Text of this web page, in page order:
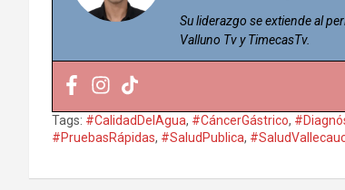
Su liderazgo se extiende al
Valluno Tv y TimecasTv.
Tags: #CalidadDelAgua, #CáncerGástrico,
#PruebasRápidas, #SaludPublica,